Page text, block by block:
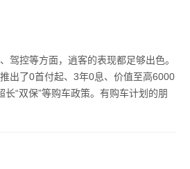
驾控等方面，逍客的表现都足够出色。
出了0首付起、3年0息、价值至高6000
“双保”等购车政策。有购车计划的朋